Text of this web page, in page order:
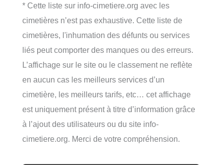
* Cette liste sur info-cimetiere.org avec les
cimetières n’est pas exhaustive. Cette liste de
cimetières, l'inhumation des défunts ou services
liés peut comporter des manques ou des erreurs.
L’affichage sur le site ou le classement ne reflète
en aucun cas les meilleurs services d’un
cimetière, les meilleurs tarifs, etc… cet affichage
est uniquement présent à titre d’information grâce
à l’ajout des utilisateurs ou du site info-
cimetiere.org. Merci de votre compréhension.